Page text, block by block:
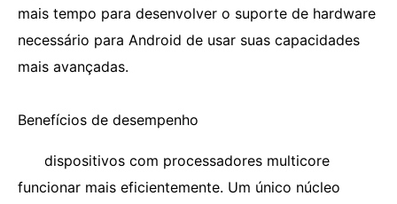
mais tempo para desenvolver o suporte de hardware
necessário para Android de usar suas capacidades
mais avançadas.
Benefícios de desempenho
dispositivos com processadores multicore
funcionar mais eficientemente. Um único núcleo